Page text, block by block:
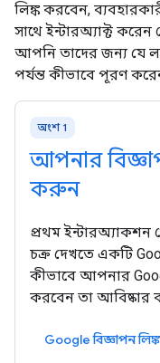
লিঙ্ক করবেন,
সাথে ইন্টারঅ্যাক্ট
আপনি তাদের জন্য যে
পর্যন্ত কীভাবে পূরণ
অংশ 1
আপনার
করুন
প্রথম ইন্টারঅ্যাকশন
চক্র দেখতে একটি
কীভাবে আপনার
করবেন তা আবিষ্কার
Google বিজ্ঞাপন